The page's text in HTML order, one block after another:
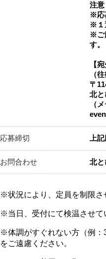
注意
※応
※１
※ご
す。
【宛
（
〒
北
（
応募締切 上記
お問合わせ 北
※状況により、定員を制限さ
※当日、受付にて検温させて
※体調がすぐれない方（例
をご遠慮ください。